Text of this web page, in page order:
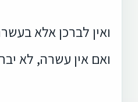
ואין לברכן אלא
ואם אין עשרה, לא